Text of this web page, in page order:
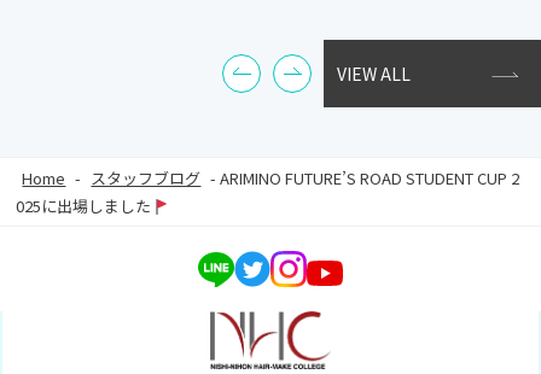
VIEW ALL
Home - スタッフブログ -ARIMINO FUTURE’S ROAD STUDENT CUP 2
025に出場しました